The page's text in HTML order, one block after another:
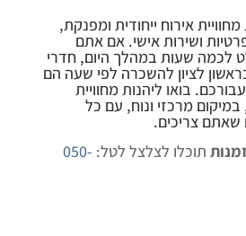
אירוח ייחודית ומפנקת,
ושירות אישי. אם אתם
לכמה שעות במהלך היום, חדרי
לציון להשכרה לפי שעה הם
בואו ליהנות מחוויית
מרכזי ונוח, עם כל
שאתם צריכים.
תוכלו לצלצל לטל: 050-